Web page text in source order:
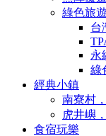
綠色旅遊
台
永
綠
經典小鎮
南寮村
虎井嶼
食宿玩樂